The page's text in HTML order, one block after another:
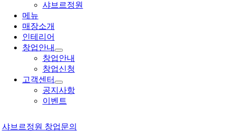
샤브르정원
메뉴
매장소개
인테리어
창업안내
창업안내
창업신청
고객센터
공지사항
이벤트
샤브르정원 창업문의